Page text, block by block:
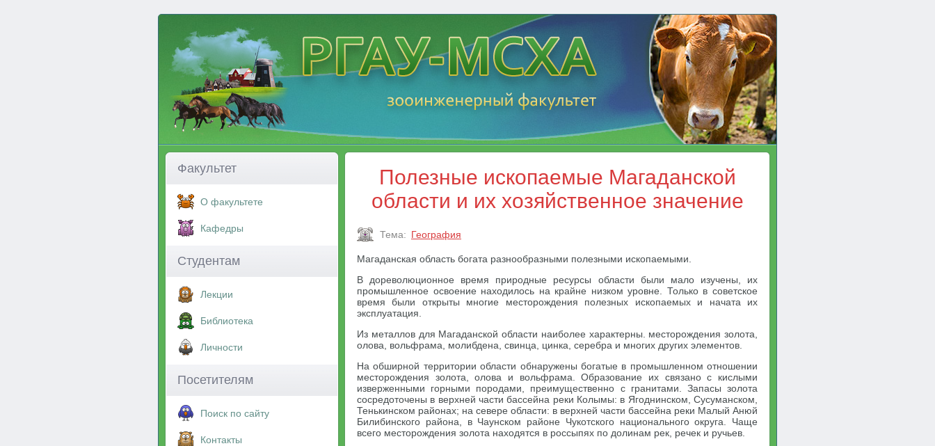
Факультет
О факультете
Кафедры
Студентам
Лекции
Библиотека
Личности
Посетителям
Поиск по сайту
Контакты
Полезные ископаемые Магаданской
области и их хозяйственное значение
Тема: География
Магаданская область богата разнообразными полезными ископаемыми.
В дореволюционное время природные ресурсы области были мало изучены, их
промышленное освоение находилось на крайне низком уровне. Только в советское
время были открыты многие месторождения полезных ископаемых и начата их
эксплуатация.
Из металлов для Магаданской области наиболее характерны. месторождения золота,
олова, вольфрама, молибдена, свинца, цинка, серебра и многих других элементов.
На обширной территории области обнаружены богатые в промышленном отношении
месторождения золота, олова и вольфрама. Образование их связано с кислыми
изверженными горными породами, преимущественно с гранитами. Запасы золота
сосредоточены в верхней части бассейна реки Колымы: в Ягоднинском, Сусуманском,
Тенькинском районах; на севере области: в верхней части бассейна реки Малый Анюй
Билибинского района, в Чаунском районе Чукотского национального округа. Чаще
всего месторождения золота находятся в россыпях по долинам рек, речек и ручьев.